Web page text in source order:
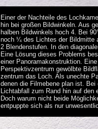
Einer der Nachteile des
hin bei großen Bildwinkeln. Aus
halben Bildwinkels hoch 4. Bei
noch ¼ des Lichtes der Bildmitte
2 Blendenstufen. In den
Eine Lösung dieses Problems
einer Panoramakonstruktion.
Perspektivzentrum gewölbte
zentrum das Loch. Als unechte
denen die Filmebene plan ist.
Lichtabfall zum Rand hin auf
Doch warum nicht beide
entpuppte sich als nur